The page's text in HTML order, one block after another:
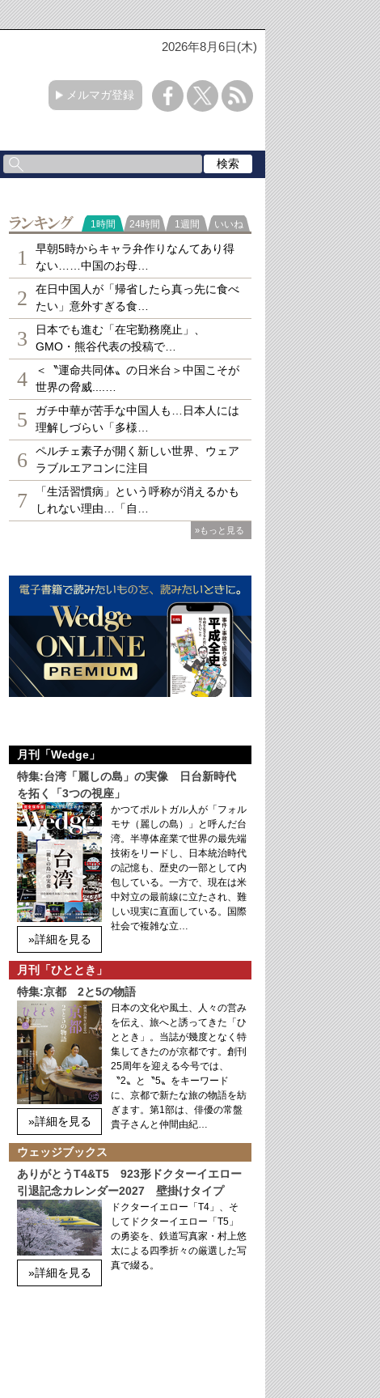
2026年8月6日(木)
メルマガ登録
ランキング
1時間 24時間 1週間 いいね
1
早朝5時からキャラ弁作りなんてあり得
ない……中国のお母…
2
在日中国人が「帰省したら真っ先に食べ
たい」意外すぎる食…
3
日本でも進む「在宅勤務廃止」、
GMO・熊谷代表の投稿で…
4
＜〝運命共同体〟の日米台＞中国こそが
世界の脅威....…
5
ガチ中華が苦手な中国人も…日本人には
理解しづらい「多様…
6
ペルチェ素子が開く新しい世界、ウェア
ラブルエアコンに注目
7
「生活習慣病」という呼称が消えるかも
しれない理由…「自…
»もっと見る
月刊「Wedge」
特集:台湾「麗しの島」の実像 日台新時代
を拓く「3つの視座」
»詳細を見る
かつてポルトガル人が「フォル
モサ（麗しの島）」と呼んだ台
湾。半導体産業で世界の最先端
技術をリードし、日本統治時代
の記憶も、歴史の一部として内
包している。一方で、現在は米
中対立の最前線に立たされ、難
しい現実に直面している。国際
社会で複雑な立…
月刊「ひととき」
特集:京都 2と5の物語
»詳細を見る
日本の文化や風土、人々の営み
を伝え、旅へと誘ってきた「ひ
ととき」。当誌が幾度となく特
集してきたのが京都です。創刊
25周年を迎える今号では、
〝2〟と〝5〟をキーワード
に、京都で新たな旅の物語を紡
ぎます。第1部は、俳優の常盤
貴子さんと仲間由紀…
ウェッジブックス
ありがとうT4&T5 923形ドクターイエロー
引退記念カレンダー2027 壁掛けタイプ
»詳細を見る
ドクターイエロー「T4」、そ
してドクターイエロー「T5」
の勇姿を、鉄道写真家・村上悠
太による四季折々の厳選した写
真で綴る。